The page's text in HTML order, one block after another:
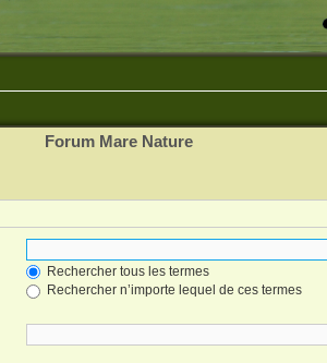
Forum Mare Nature
Rechercher tous les termes
Rechercher n’importe lequel de ces termes